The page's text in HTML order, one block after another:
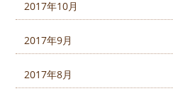
2017年10月
2017年9月
2017年8月